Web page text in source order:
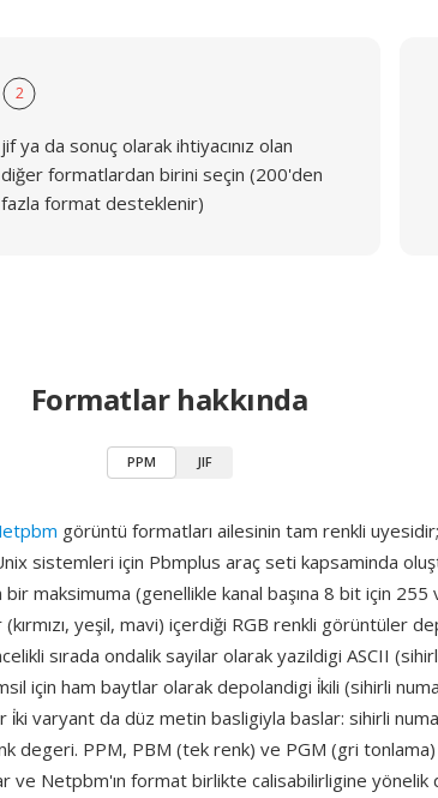
2
jif ya da sonuç olarak ihtiyacınız olan
diğer formatlardan birini seçin (200'den
fazla format desteklenir)
Formatlar hakkında
PPM JIF
görüntü formatları ailesinin tam renkli
sistemleri için Pbmplus araç seti kapsaminda
maksimuma (genellikle kanal başına 8 bit için
yeşil, mavi) içerdiği RGB renkli görüntüler
sırada ondalik sayilar olarak yazildigi ASCII
için ham baytlar olarak depolandigi i̇kili (sihirli
i̇ki varyant da düz metin basligiyla baslar: sihirli
degeri. PPM, PBM (tek renk) ve PGM (gri
ve Netpbm'ın format birlikte calisabilirligine yönelik